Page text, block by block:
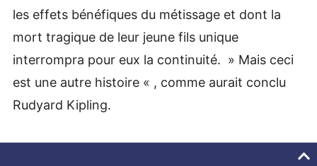
les effets bénéfiques du métissage et dont la
mort tragique de leur jeune fils unique
interrompra pour eux la continuité. » Mais ceci
est une autre histoire « , comme aurait conclu
Rudyard Kipling.